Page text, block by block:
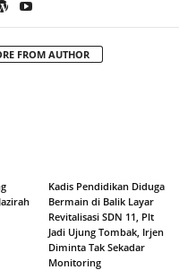
FROM AUTHOR
Kadis Pendidikan Diduga
Bermain di Balik Layar
Revitalisasi SDN 11, Plt
Jadi Ujung Tombak, Irjen
Diminta Tak Sekadar
Monitoring